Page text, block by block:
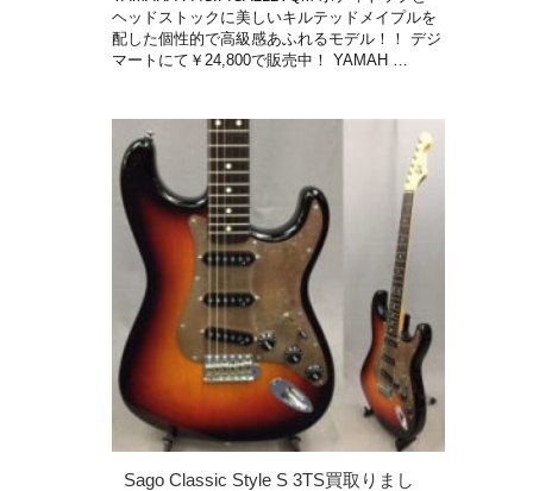
ヘッドストックに美しいキルテッドメイプルを
配した個性的で高級感あふれるモデル！！ デジ
マートにて￥24,800で販売中！ YAMAH …
Sago Classic Style S 3TS買取りまし